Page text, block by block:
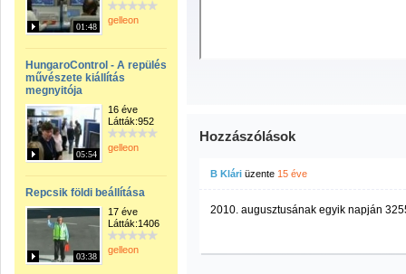
01:48
gelleon
HungaroControl - A repülés
művészete kiállítás
megnyitója
05:54
16 éve
Látták:952
gelleon
Repcsik földi beállítása
03:38
17 éve
Látták:1406
gelleon
Hozzászólások
B Klári üzente 15 éve
2010. augusztusának egyik napján